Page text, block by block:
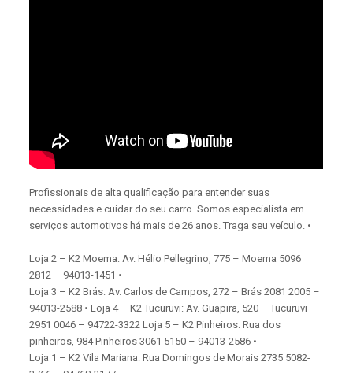
Profissionais de alta qualificação para entender suas
necessidades e cuidar do seu carro. Somos especialista em
serviços automotivos há mais de 26 anos. Traga seu veículo. •
Loja 2 – K2 Moema: Av. Hélio Pellegrino, 775 – Moema 5096
2812 – 94013-1451 •
Loja 3 – K2 Brás: Av. Carlos de Campos, 272 – Brás 2081 2005 –
94013-2588 • Loja 4 – K2 Tucuruvi: Av. Guapira, 520 – Tucuruvi
2951 0046 – 94722-3322 Loja 5 – K2 Pinheiros: Rua dos
pinheiros, 984 Pinheiros 3061 5150 – 94013-2586 •
Loja 1 – K2 Vila Mariana: Rua Domingos de Morais 2735 5082-